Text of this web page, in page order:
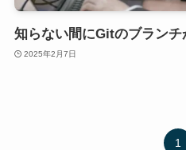
知らない間にGitのブランチ
2025年2月7日
1